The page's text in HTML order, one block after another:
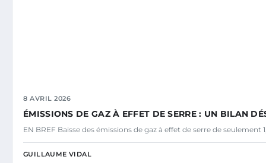
8 AVRIL 2026
ÉMISSIONS DE GAZ À EFFET DE SERRE : UN BILAN
EN BREF Baisse des émissions de gaz à effet de serre de seulement
GUILLAUME VIDAL